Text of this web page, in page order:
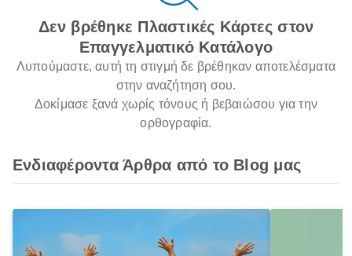
Δεν βρέθηκε Πλαστικές Kάρτες στον
Επαγγελματικό Κατάλογο
Λυπούμαστε, αυτή τη στιγμή δε βρέθηκαν αποτελέσματα
στην αναζήτηση σου.
Δοκίμασε ξανά χωρίς τόνους ή βεβαιώσου για την
ορθογραφία.
Ενδιαφέροντα Άρθρα από το Blog μας